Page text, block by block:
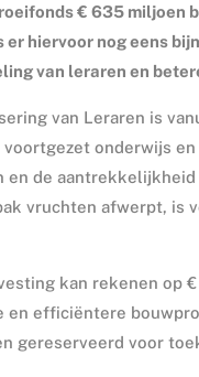
€ 635 miljoen
hiervoor nog eens
van leraren en
van Leraren is
onderwijs
de
vruchten afwerpt, is
kan rekenen op
efficiëntere
gereserveerd voor